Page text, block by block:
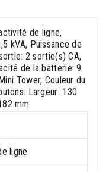
de ligne,
kVA, Puissance de
2 sortie(s) CA,
de la batterie: 9
Tower, Couleur du
Largeur: 130
mm
ligne